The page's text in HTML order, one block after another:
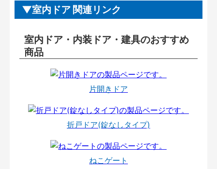
室内ドア 関連リンク
室内ドア・内装ドア・建具のおすすめ
商品
片開きドア
折戸ドア(錠なしタイプ)
ねこゲート